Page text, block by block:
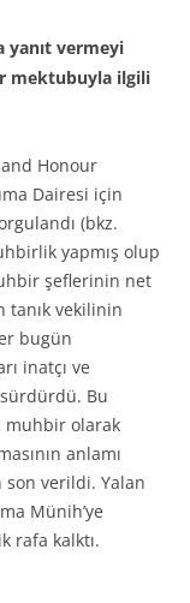
yanıt vermeyi
mektubuyla ilgili
Honour
Dairesi için
(bkz.
yapmış olup
şeflerinin net
tanık vekilinin
bugün
inatçı ve
Bu
muhbir olarak
anlamı
son verildi. Yalan
Münih’ye
rafa kalktı.